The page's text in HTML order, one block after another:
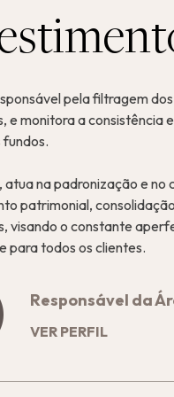
pela filtragem
e monitora a consistência
atua na padronização e
patrimonial,
visando o constante
para todos os clientes.
Responsável da
VER PERFIL